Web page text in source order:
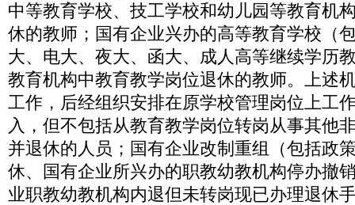
中等教育学校、技工学校和幼儿园等教育机
休的教师；国有企业兴办的高等教育学校（
大、电大、夜大、函大、成人高等继续学历
教育机构中教育教学岗位退休的教师。上述
工作，后经组织安排在原学校管理岗位上工
入，但不包括从教育教学岗位转岗从事其他
并退休的人员；国有企业改制重组（包括政
休、国有企业所兴办的职教幼教机构停办撤
业职教幼教机构内退但未转岗现已办理退休